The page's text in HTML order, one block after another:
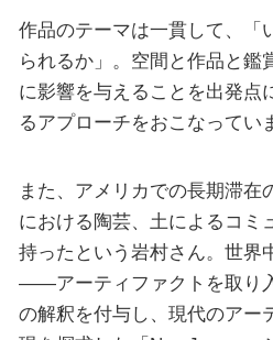
作品のテーマは一貫して、「
られるか」。空間と作品と鑑
に影響を与えることを出発点
るアプローチをおこなってい
また、アメリカでの長期滞在
における陶芸、土によるコミ
持ったという岩村さん。世界
――アーティファクトを取り
の解釈を付与し、現代のアー